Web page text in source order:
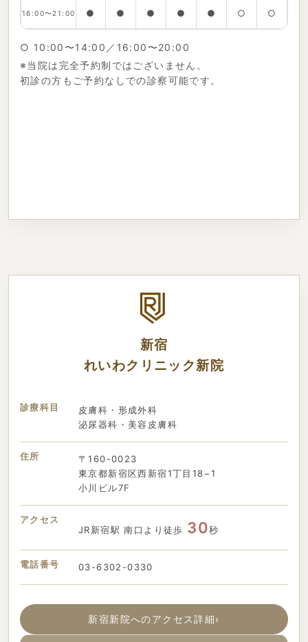
16:00〜21:00 ● ● ● ● ● ○ ○
○ 10:00〜14:00／16:00〜20:00
※当院は完全予約制ではございません。
初診の方もご予約なしでの診察可能です。
新宿
れいわクリニック新院
診療科目
皮膚科・形成外科
泌尿器科・美容皮膚科
住所
〒160-0023
東京都新宿区西新宿1丁目18−1
小川ビル7F
アクセス
JR新宿駅 南口より徒歩 30秒
電話番号 03-6302-0330
新宿新院へのアクセス詳細›